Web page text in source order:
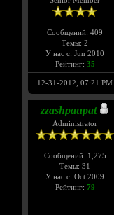
Сообщений: 409
Темы: 2
У нас с: Jun 2010
Рейтинг: 35
12-31-2012, 07:21 PM
zzashpaupat
Administrator
Сообщений: 1,275
Темы: 31
У нас с: Oct 2009
Рейтинг: 79